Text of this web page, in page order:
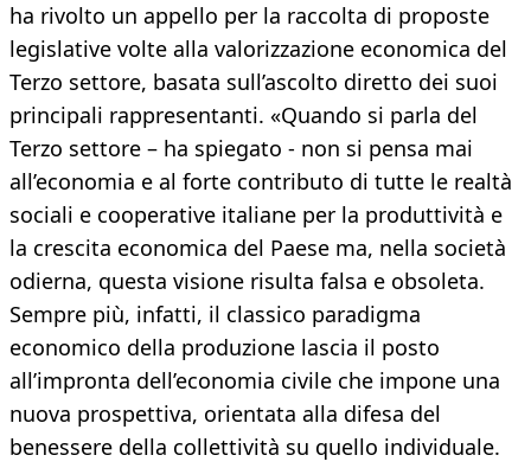
ha rivolto un appello per la raccolta di proposte
legislative volte alla valorizzazione economica del
Terzo settore, basata sull’ascolto diretto dei suoi
principali rappresentanti. «Quando si parla del
Terzo settore – ha spiegato - non si pensa mai
all’economia e al forte contributo di tutte le realtà
sociali e cooperative italiane per la produttività e
la crescita economica del Paese ma, nella società
odierna, questa visione risulta falsa e obsoleta.
Sempre più, infatti, il classico paradigma
economico della produzione lascia il posto
all’impronta dell’economia civile che impone una
nuova prospettiva, orientata alla difesa del
benessere della collettività su quello individuale.